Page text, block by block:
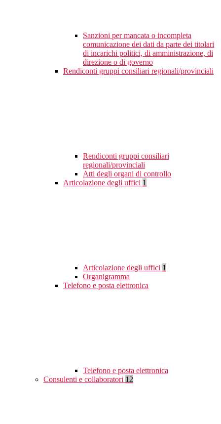
Sanzioni per mancata o incompleta
comunicazione dei dati da parte dei titolari
di incarichi politici, di amministrazione, di
direzione o di governo
Rendiconti gruppi consiliari regionali/provinciali
Rendiconti gruppi consiliari
regionali/provinciali
Atti degli organi di controllo
Articolazione degli uffici 1
Articolazione degli uffici 1
Organigramma
Telefono e posta elettronica
Telefono e posta elettronica
Consulenti e collaboratori 12